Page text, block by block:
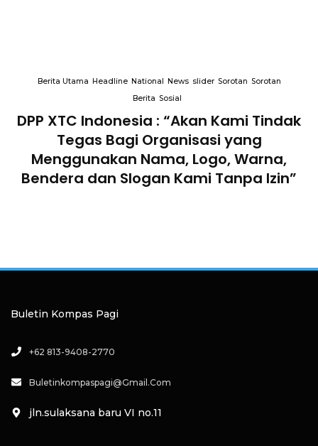
Berita Utama Headline National News slider Sorotan Sorotan
Berita Sosial
Terkait “XTC Sexy Road”, Ketua Dewan
Pendiri : “Penggunaan Nama Tersebut
Telah Melanggar Ketentuan
Perundang-undangan”
Buletin Kompas Pagi
+62 813-9408-2770
Buletinkompaspagi@gmail.com
jln.sulaksana baru VI no.11